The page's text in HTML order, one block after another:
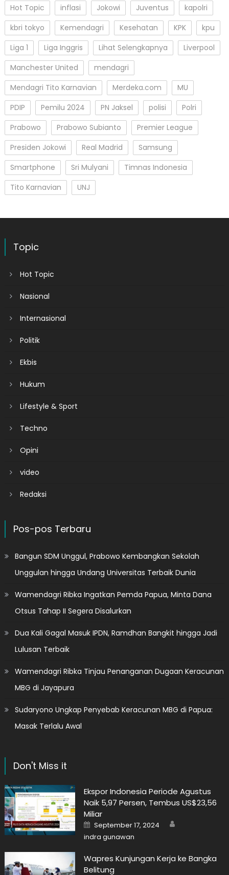
Hot Topic
inflasi Jokowi Juventus
kapolri
kbri tokyo
Kemendagri Kesehatan KPK
kpu
Liga 1
Liga Inggris Lihat Selengkapnya
Liverpool
Manchester United
mendagri
Mendagri Tito Karnavian
Merdeka.com
MU
PDIP
Pemilu 2024 PN Jaksel polisi
Polri
Prabowo
Prabowo Subianto
Premier League
Presiden Jokowi
Real Madrid
Samsung
Smartphone
Sri Mulyani
Timnas Indonesia
Tito Karnavian
UNJ
Topic
Hot Topic
Nasional
Internasional
Politik
Ekbis
Hukum
Lifestyle & Sport
Techno
Opini
video
Redaksi
Pos-pos Terbaru
Bangun SDM Unggul, Prabowo Kembangkan Sekolah
Unggulan hingga Undang Universitas Terbaik Dunia
Wamendagri Ribka Ingatkan Pemda Papua, Minta Dana
Otsus Tahap II Segera Disalurkan
Dua Kali Gagal Masuk IPDN, Ramdhan Bangkit hingga Jadi
Lulusan Terbaik
Wamendagri Ribka Tinjau Penanganan Dugaan Keracunan
MBG di Jayapura
Sudaryono Ungkap Penyebab Keracunan MBG di Papua:
Masak Terlalu Awal
Don't Miss it
Ekspor Indonesia Periode Agustus
Naik 5,97 Persen, Tembus US$23,56
Miliar
Posted
on
September 17, 2024
indra gunawan
Wapres Kunjungan Kerja ke Bangka
Belitung